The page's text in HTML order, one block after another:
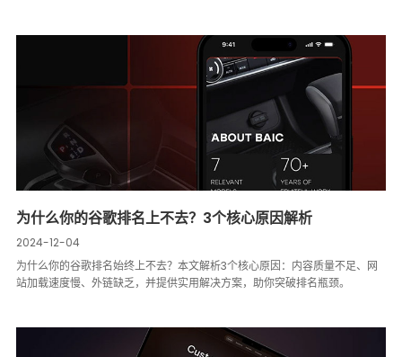
为什么你的谷歌排名上不去？3个核心原因解析
2024-12-04
为什么你的谷歌排名始终上不去？本文解析3个核心原因：内容质量不足、网
站加载速度慢、外链缺乏，并提供实用解决方案，助你突破排名瓶颈。